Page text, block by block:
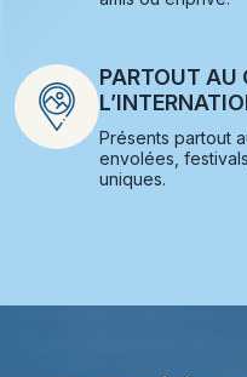
PARTOUT AU
Présents partout
envolées,
uniques.